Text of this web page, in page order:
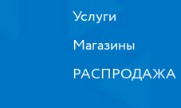
Услуги
Магазины
РАСПРОДАЖА